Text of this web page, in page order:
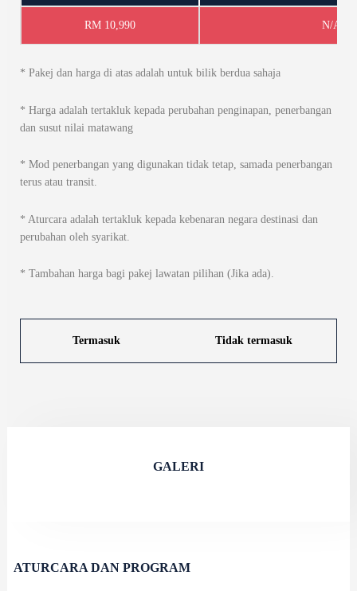
RM 10,990 N/A
* Pakej dan harga di atas adalah untuk bilik berdua sahaja
* Harga adalah tertakluk kepada perubahan penginapan, penerbangan
dan susut nilai matawang
* Mod penerbangan yang digunakan tidak tetap, samada penerbangan
terus atau transit.
* Aturcara adalah tertakluk kepada kebenaran negara destinasi dan
perubahan oleh syarikat.
* Tambahan harga bagi pakej lawatan pilihan (Jika ada).
Termasuk Tidak termasuk
GALERI
ATURCARA DAN PROGRAM